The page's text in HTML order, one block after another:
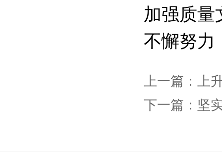
加强质量
不懈努力
上一篇： 上
下一篇： 坚